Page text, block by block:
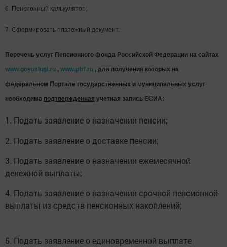
6. Пенсионный калькулятор;
7. Сформировать платежный документ.
Перечень услуг Пенсионного фонда Российской Федерации на сайтах
www.gosuslugi.ru , www.pfrf.ru , для получения которых на
федеральном Портале государственных и муниципальных услуг
необходима подтвержденная учетная запись ЕСИА:
1. Подать заявление о назначении пенсии;
2. Подать заявление о доставке пенсии;
3. Подать заявление о назначении ежемесячной
денежной выплаты;
4. Подать заявление о назначении срочной пенсионной
выплаты из средств пенсионных накоплений;
5. Подать заявление о единовременной выплате